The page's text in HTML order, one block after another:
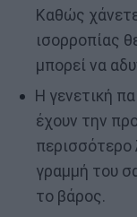
Καθώς
ισορροπίας
μπορεί να
Η γενετική
έχουν την
περισσότερο
γραμμή του
το βάρος.